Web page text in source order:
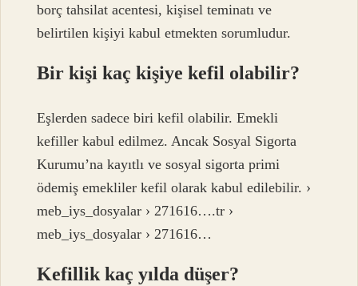
borç tahsilat acentesi, kişisel teminatı ve
belirtilen kişiyi kabul etmekten sorumludur.
Bir kişi kaç kişiye kefil olabilir?
Eşlerden sadece biri kefil olabilir. Emekli
kefiller kabul edilmez. Ancak Sosyal Sigorta
Kurumu’na kayıtlı ve sosyal sigorta primi
ödemiş emekliler kefil olarak kabul edilebilir. ›
meb_iys_dosyalar › 271616….tr ›
meb_iys_dosyalar › 271616…
Kefillik kaç yılda düşer?